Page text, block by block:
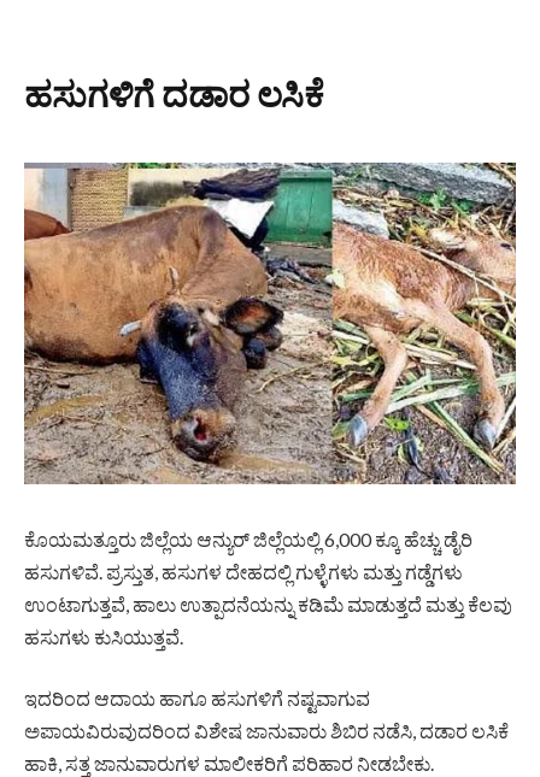
ಹಸುಗಳಿಗೆ ದಡಾರ ಲಸಿಕೆ
ಕೊಯಮತ್ತೂರು ಜಿಲ್ಲೆಯ ಆನ್ಯುರ್ ಜಿಲ್ಲೆಯಲ್ಲಿ 6,000 ಕ್ಕೂ ಹೆಚ್ಚು ಡೈರಿ
ಹಸುಗಳಿವೆ. ಪ್ರಸ್ತುತ, ಹಸುಗಳ ದೇಹದಲ್ಲಿ ಗುಳ್ಳೆಗಳು ಮತ್ತು ಗಡ್ಡೆಗಳು
ಉಂಟಾಗುತ್ತವೆ, ಹಾಲು ಉತ್ಪಾದನೆಯನ್ನು ಕಡಿಮೆ ಮಾಡುತ್ತದೆ ಮತ್ತು ಕೆಲವು
ಹಸುಗಳು ಕುಸಿಯುತ್ತವೆ.
ಇದರಿಂದ ಆದಾಯ ಹಾಗೂ ಹಸುಗಳಿಗೆ ನಷ್ಟವಾಗುವ
ಅಪಾಯವಿರುವುದರಿಂದ ವಿಶೇಷ ಜಾನುವಾರು ಶಿಬಿರ ನಡೆಸಿ, ದಡಾರ ಲಸಿಕೆ
ಹಾಕಿ, ಸತ್ತ ಜಾನುವಾರುಗಳ ಮಾಲೀಕರಿಗೆ ಪರಿಹಾರ ನೀಡಬೇಕು.